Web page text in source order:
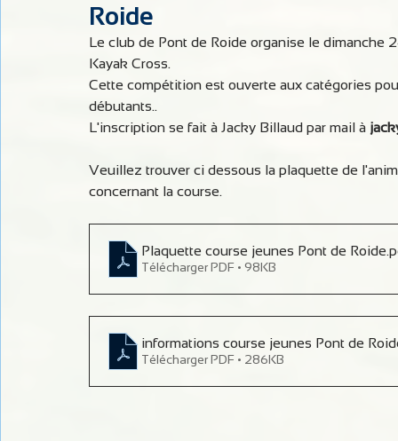
Roide
Le club de Pont de Roide organise le dimanche
Kayak Cross.
Cette compétition est ouverte aux catégories
débutants..
L'inscription se fait à Jacky Billaud par mail à
Veuillez trouver ci dessous la plaquette de
concernant la course.
Plaquette course jeunes Pont de Roide
Télécharger PDF • 98KB
informations course jeunes Pont de
Télécharger PDF • 286KB